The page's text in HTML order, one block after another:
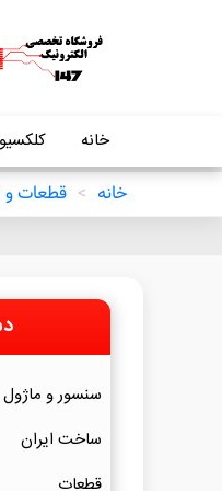
خانه
خانه > قطعات و
سنسور و ماژول
ساخت ایران
قطعات